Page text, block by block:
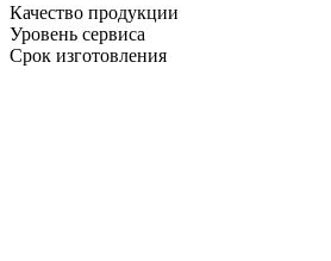
Качество продукции
Уровень сервиса
Срок изготовления